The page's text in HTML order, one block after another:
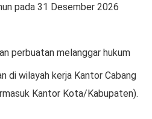
pada 31 Desember 2026
perbuatan melanggar hukum
di wilayah kerja Kantor Cabang
Kantor Kota/Kabupaten).